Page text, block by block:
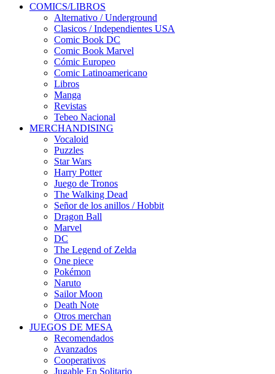
COMICS/LIBROS
Alternativo / Underground
Clasicos / Independientes USA
Comic Book DC
Comic Book Marvel
Cómic Europeo
Comic Latinoamericano
Libros
Manga
Revistas
Tebeo Nacional
MERCHANDISING
Vocaloid
Puzzles
Star Wars
Harry Potter
Juego de Tronos
The Walking Dead
Señor de los anillos / Hobbit
Dragon Ball
Marvel
DC
The Legend of Zelda
One piece
Pokémon
Naruto
Sailor Moon
Death Note
Otros merchan
JUEGOS DE MESA
Recomendados
Avanzados
Cooperativos
Jugable En Solitario